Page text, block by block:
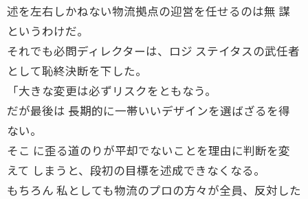
述を左右しかねない物流拠点の迎営を任せるのは無 謀
というわけだ。
それでも必問ディレクターは、ロジ ステイタスの武任者
として恥終決断を下した。
「大きな変更は必ずリスクをともなう。
だが最後は 長期的に一帯いいデザインを選ばざるを得
ない。
そこ に歪る道のりが平却でないことを理由に判断を変
えて しまうと、段初の目標を述成できなくなる。
もちろん 私としても物流のプロの方々が全員、反対した